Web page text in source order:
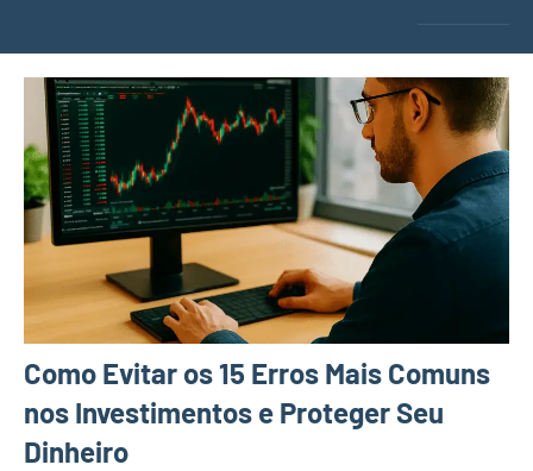
Como Evitar os 15 Erros Mais Comuns
nos Investimentos e Proteger Seu
Dinheiro